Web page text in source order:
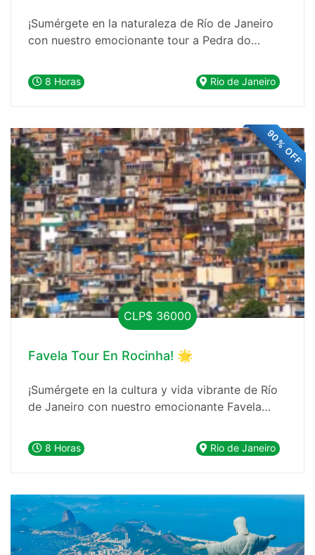
¡Sumérgete en la naturaleza de Río de Janeiro
con nuestro emocionante tour a Pedra do
8 Horas Rio de Janeiro
90% OFF
CLP$ 36000
Favela Tour En Rocinha! 🌟
¡Sumérgete en la cultura y vida vibrante de Río
de Janeiro con nuestro emocionante Favela
8 Horas Rio de Janeiro